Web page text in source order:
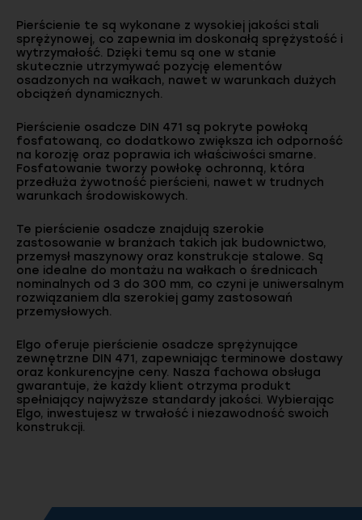
Pierścienie te są wykonane z wysokiej jakości stali
sprężynowej, co zapewnia im doskonałą sprężystość i
wytrzymałość. Dzięki temu są one w stanie
skutecznie utrzymywać pozycję elementów
osadzonych na wałkach, nawet w warunkach dużych
obciążeń dynamicznych.
Pierścienie osadcze DIN 471 są pokryte powłoką
fosfatowaną, co dodatkowo zwiększa ich odporność
na korozję oraz poprawia ich właściwości smarne.
Fosfatowanie tworzy powłokę ochronną, która
przedłuża żywotność pierścieni, nawet w trudnych
warunkach środowiskowych.
Te pierścienie osadcze znajdują szerokie
zastosowanie w branżach takich jak budownictwo,
przemysł maszynowy oraz konstrukcje stalowe. Są
one idealne do montażu na wałkach o średnicach
nominalnych od 3 do 300 mm, co czyni je uniwersalnym
rozwiązaniem dla szerokiej gamy zastosowań
przemysłowych.
Elgo oferuje pierścienie osadcze sprężynujące
zewnętrzne DIN 471, zapewniając terminowe dostawy
oraz konkurencyjne ceny. Nasza fachowa obsługa
gwarantuje, że każdy klient otrzyma produkt
spełniający najwyższe standardy jakości. Wybierając
Elgo, inwestujesz w trwałość i niezawodność swoich
konstrukcji.